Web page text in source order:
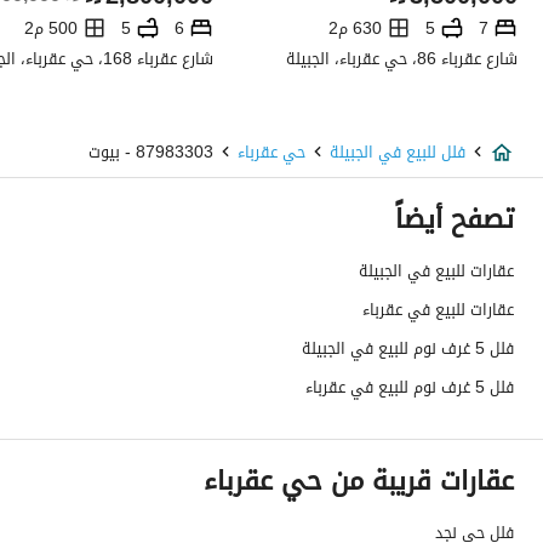
صرف صحي
تفاصيل اضافية
عمر العقار
سنتين
عرض الشارع
رقم المخطط
رقم صك الملكية
واجهة العقار
الضمانات والمدة
-
قنوات الاعلان
7
5
630 م2
شارع عقرباء 86، حي عقرباء، الجبيلة
6
5
500 م2
شارع عقرباء 168، حي عقرباء، الجبيلة
فلل للبيع في الجبيلة حي عقرباء 87983303 - بيوت
تصفح أيضاً
عقارات للبيع في الجبيلة
عقارات للبيع في عقرباء
فلل 5 غرف نوم للبيع في الجبيلة
فلل 5 غرف نوم للبيع في عقرباء
عقارات قريبة من حي عقرباء
فلل حي نجد